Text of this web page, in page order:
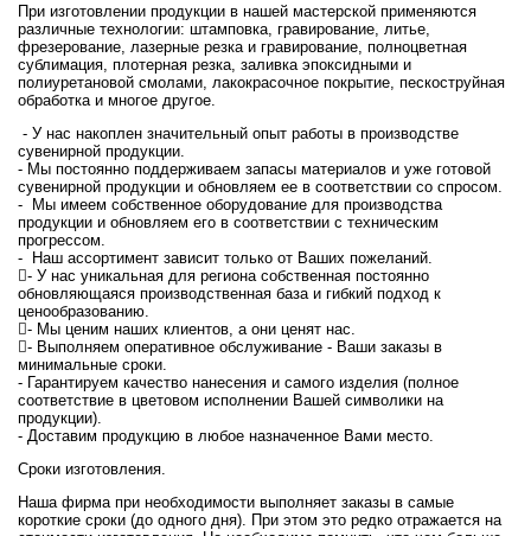
При изготовлении продукции в нашей мастерской применяются
различные технологии: штамповка, гравирование, литье,
фрезерование, лазерные резка и гравирование, полноцветная
сублимация, плотерная резка, заливка эпоксидными и
полиуретановой смолами, лакокрасочное покрытие, пескоструйная
обработка и многое другое.
- У нас накоплен значительный опыт работы в производстве
сувенирной продукции.
- Мы постоянно поддерживаем запасы материалов и уже готовой
сувенирной продукции и обновляем ее в соответствии со спросом.
- Мы имеем собственное оборудование для производства
продукции и обновляем его в соответствии с техническим
прогрессом.
- Наш ассортимент зависит только от Ваших пожеланий.
- У нас уникальная для региона собственная постоянно
обновляющаяся производственная база и гибкий подход к
ценообразованию.
- Мы ценим наших клиентов, а они ценят нас.
- Выполняем оперативное обслуживание - Ваши заказы в
минимальные сроки.
- Гарантируем качество нанесения и самого изделия (полное
соответствие в цветовом исполнении Вашей символики на
продукции).
- Доставим продукцию в любое назначенное Вами место.
Сроки изготовления.
Наша фирма при необходимости выполняет заказы в самые
короткие сроки (до одного дня). При этом это редко отражается на